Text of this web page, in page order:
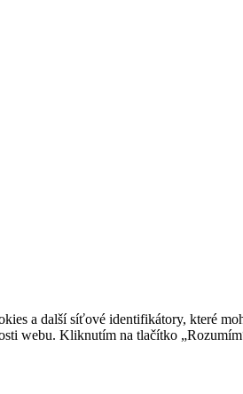
a další síťové identifikátory, které
webu. Kliknutím na tlačítko